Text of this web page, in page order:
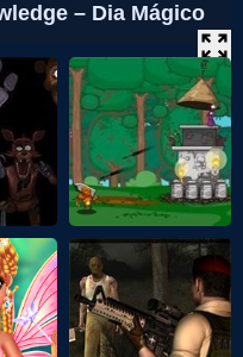
– Dia Mágico